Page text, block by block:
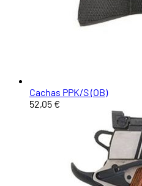
Cachas PPK/S (OB)
52,05 €